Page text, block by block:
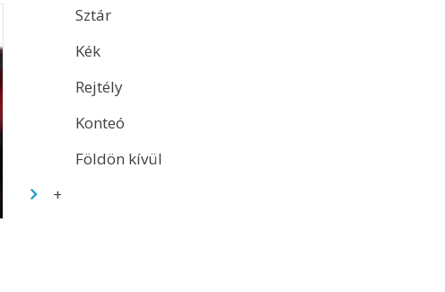
Sztár
Kék
Rejtély
Konteó
Földön kívül
+